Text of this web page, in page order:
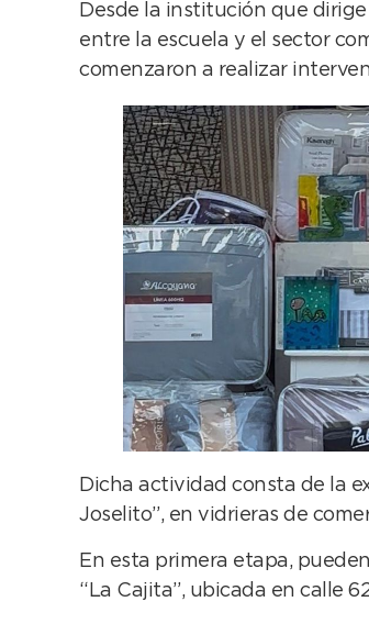
Desde la institución que
entre la escuela y el sector
comenzaron a realizar
Dicha actividad consta de la
Joselito”, en vidrieras de
En esta primera etapa,
“La Cajita”, ubicada en calle